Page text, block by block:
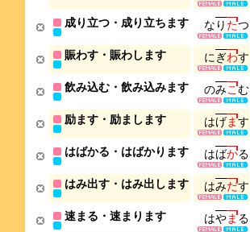
成り立つ・成り立ちます な り たつ
賑わす・賑わします に ぎわす
飲み込む・飲み込みます のみこむ
励ます・励まします はげます
はばかる・はばかります はばかる
はみ出す・はみ出します はみだす
速まる・速まります はやまる